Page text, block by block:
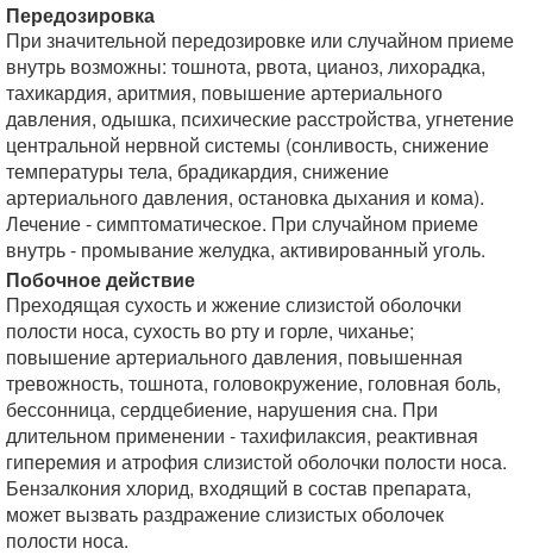
Передозировка
При значительной передозировке или случайном приеме
внутрь возможны: тошнота, рвота, цианоз, лихорадка,
тахикардия, аритмия, повышение артериального
давления, одышка, психические расстройства, угнетение
центральной нервной системы (сонливость, снижение
температуры тела, брадикардия, снижение
артериального давления, остановка дыхания и кома).
Лечение - симптоматическое. При случайном приеме
внутрь - промывание желудка, активированный уголь.
Побочное действие
Преходящая сухость и жжение слизистой оболочки
полости носа, сухость во рту и горле, чиханье;
повышение артериального давления, повышенная
тревожность, тошнота, головокружение, головная боль,
бессонница, сердцебиение, нарушения сна. При
длительном применении - тахифилаксия, реактивная
гиперемия и атрофия слизистой оболочки полости носа.
Бензалкония хлорид, входящий в состав препарата,
может вызвать раздражение слизистых оболочек
полости носа.